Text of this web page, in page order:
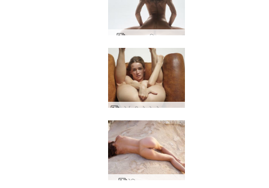
एम्मा एम एलियन नग्न
कोई भी मोलोको चार उंगलियां
ऐलिस बलुआ पत्थर